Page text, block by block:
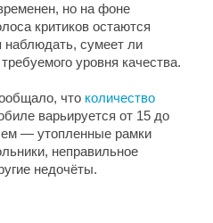
но на фоне
критиков остаются
сумеет ли
уровня качества.
что количество
варьируется от 15 до
— утопленные рамки
неправильное
недочёты.